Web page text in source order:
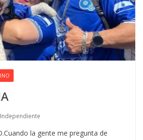
Independiente
la gente me pregunta de